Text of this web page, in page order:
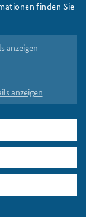
finden Sie
anzeigen
anzeigen